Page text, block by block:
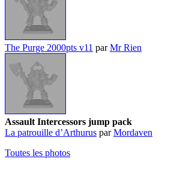
The Purge 2000pts v11 parMr Rien
Assault Intercessors jump pack
La patrouille d’Arthurus parMordaven
Toutes les photos